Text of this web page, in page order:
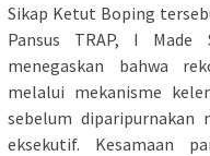
Sikap Ketut Boping
Pansus TRAP, I Made
menegaskan bahwa
melalui mekanisme
sebelum diparipurnakan
eksekutif. Kesamaan